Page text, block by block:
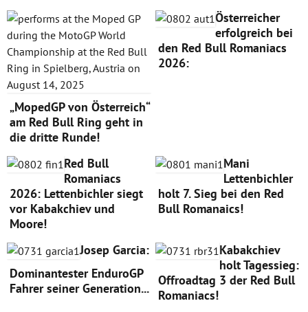
„MopedGP von Österreich“
am Red Bull Ring geht in
die dritte Runde!
Österreicher
erfolgreich bei
den Red Bull Romaniacs
2026:
Red Bull
Romaniacs
2026: Lettenbichler siegt
vor Kabakchiev und
Moore!
Mani
Lettenbichler
holt 7. Sieg bei den Red
Bull Romanaics!
Josep Garcia:
Dominantester EnduroGP
Fahrer seiner Generation...
Kabakchiev
holt Tagessieg:
Offroadtag 3 der Red Bull
Romaniacs!